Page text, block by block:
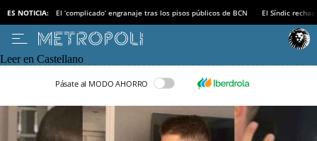
ES NOTICIA: El ‘complicado’ engranaje tras los pisos públicos de BCN El Síndic
Leer en Castellano
Pásate al MODO AHORRO